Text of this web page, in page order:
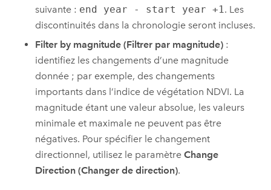
suivante : end year - start year +1. Les
discontinuités dans la chronologie seront incluses.
Filter by magnitude (Filtrer par magnitude) :
identifiez les changements d’une magnitude
donnée ; par exemple, des changements
importants dans l’indice de végétation NDVI. La
magnitude étant une valeur absolue, les valeurs
minimale et maximale ne peuvent pas être
négatives. Pour spécifier le changement
directionnel, utilisez le paramètreChange
Direction (Changer de direction).